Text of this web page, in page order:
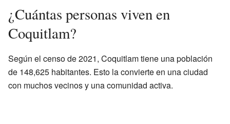
¿Cuántas personas viven en
Coquitlam?
Según el censo de 2021, Coquitlam tiene una población
de 148,625 habitantes. Esto la convierte en una ciudad
con muchos vecinos y una comunidad activa.